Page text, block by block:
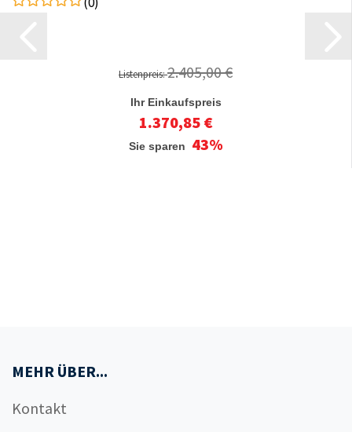
Listenpreis:2.405,00 €
Ihr Einkaufspreis
1.370,85 €
Sie sparen 43%
MEHR ÜBER...
Kontakt